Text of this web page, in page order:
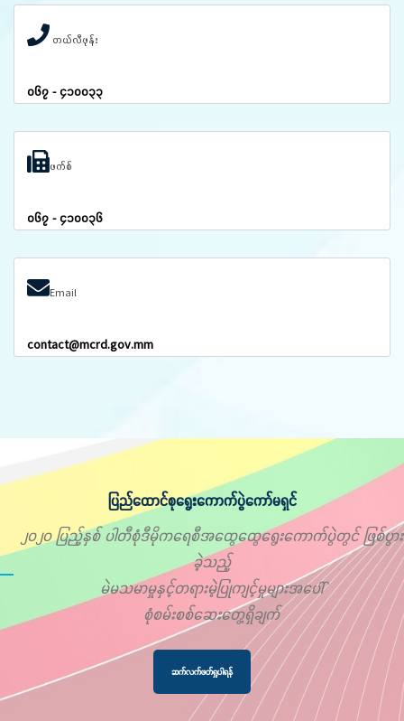
တယ်လီဖုန်း
၀၆၇ - ၄၁၀၀၃၃
ဖက်စ်
၀၆၇ - ၄၁၀၀၃၆
Email
contact@mcrd.gov.mm
ပြည်ထောင်စုရွေးကောက်ပွဲကော်မရှင်
၂၀၂၀ ပြည့်နှစ် ပါတီစုံဒီမိုကရေစီအထွေထွေရွေးကောက်ပွဲတွင် ဖြစ်ပွား
ခဲ့သည့်
မဲမသမာမှုနှင့်တရားမဲ့ပြုကျင့်မှုများအပေါ်
စုံစမ်းစစ်ဆေးတွေ့ရှိချက်
ဆက်လက်ဖတ်ရှုပါရန်